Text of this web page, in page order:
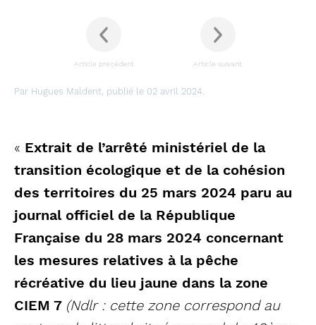
Article précédent Article suivant
Par Hugues Maldent, publié le 02 avril 2024.
« Extrait de l’arrêté ministériel de la
transition écologique et de la cohésion
des territoires du 25 mars 2024 paru au
journal officiel de la République
Française du 28 mars 2024 concernant
les mesures relatives à la pêche
récréative du lieu jaune dans la zone
CIEM 7 (Ndlr : cette zone correspond au